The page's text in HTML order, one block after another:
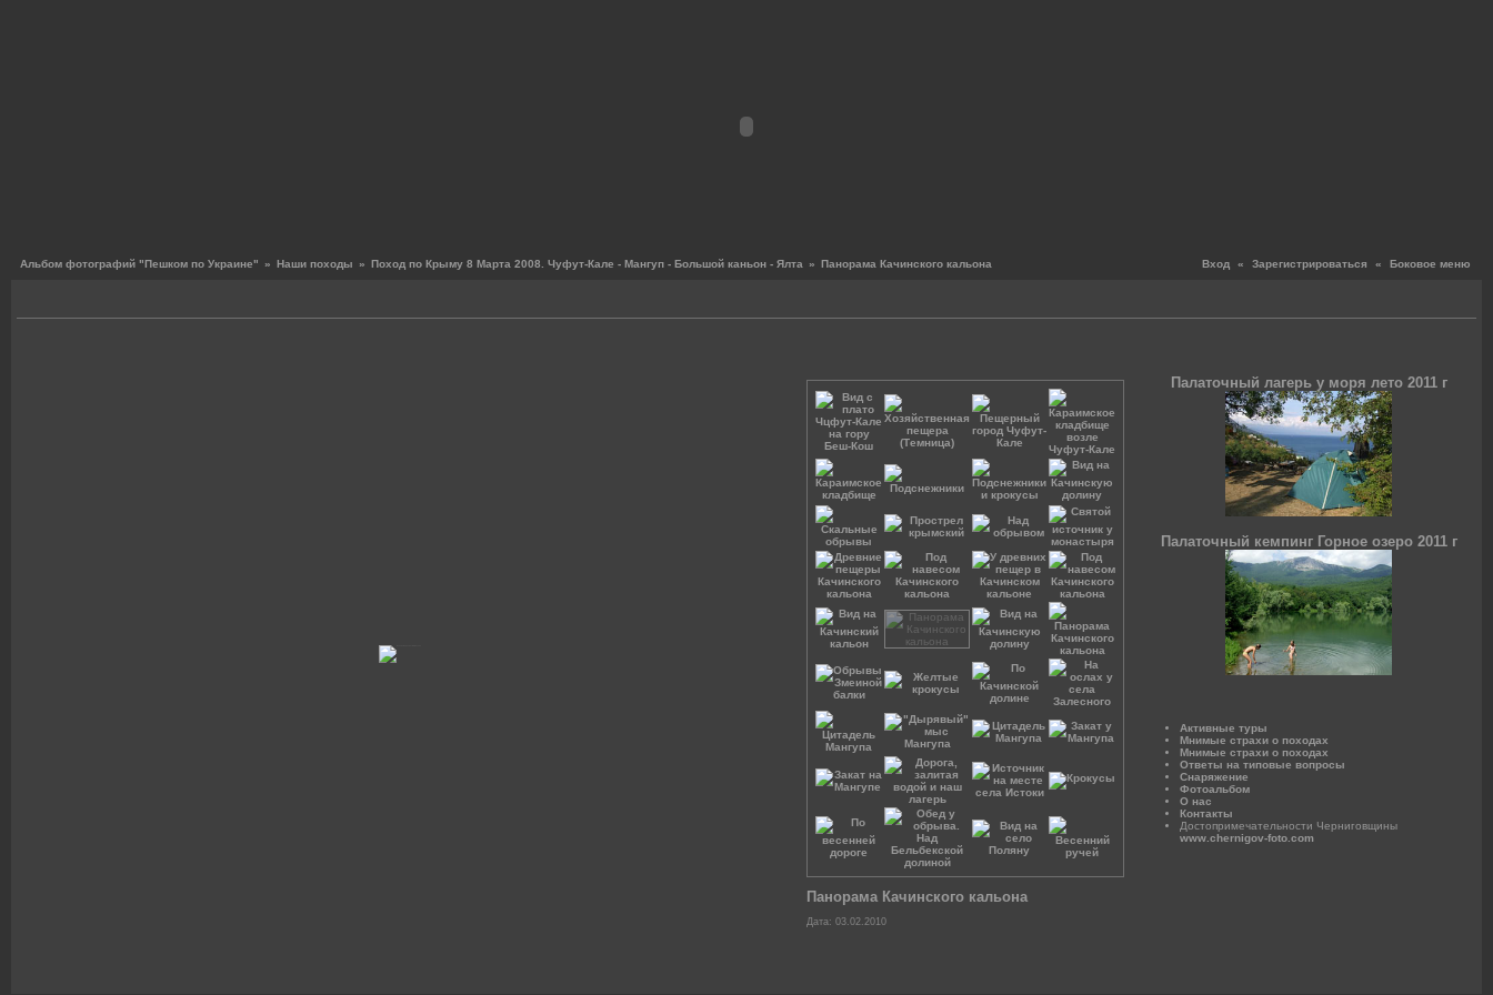
Вход « Зарегистрироваться « Боковое меню
Альбом фотографий "Пешком по Украине" » Наши походы » Поход по Крыму 8 Марта 2008. Чуфут-Кале - Мангуп - Большой каньон - Ялта » Панорама Качинского кальона
Панорама Качинского кальона
Дата: 03.02.2010
Палаточный лагерь у моря лето 2011 г
Палаточный кемпинг Горное озеро 2011 г
Активные туры
Мнимые страхи о походах
Мнимые страхи о походах
Ответы на типовые вопросы
Снаряжение
Фотоальбом
О нас
Контакты
Достопримечательности Черниговщины
www.chernigov-foto.com